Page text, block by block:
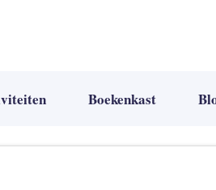
Boekenkast